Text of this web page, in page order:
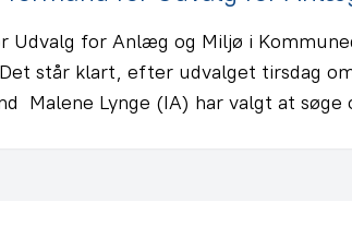
Udvalg for Anlæg og Miljø i
står klart, efter udvalget tirsdag
Malene Lynge (IA) har valgt at søge